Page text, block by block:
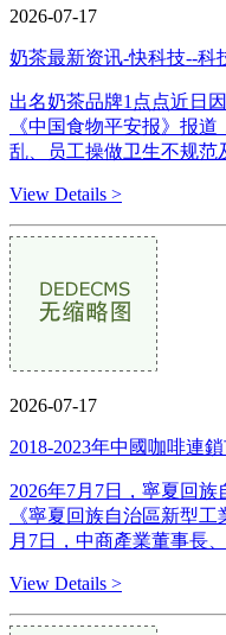
2026-07-17
奶茶最新资讯-快科技--科
出名奶茶品牌1点点近日
《中国食物平安报》报
乱、员工操做卫生不规范
View Details >
2026-07-17
2018-2023年中國咖啡連
2026年7月7日，寧夏回
《寧夏回族自治區新型
月7日，中商產業董事長
View Details >